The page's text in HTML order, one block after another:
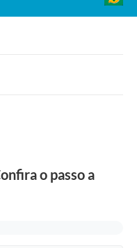
o passo a